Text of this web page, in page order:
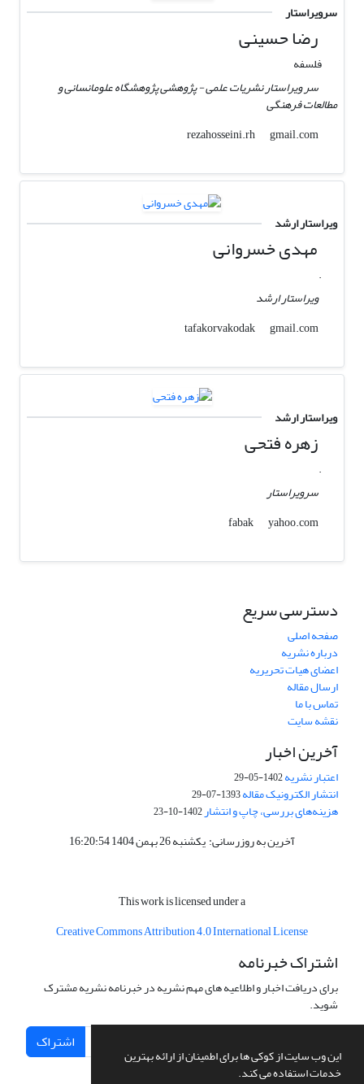
این وب سایت از کوکی ها برای اطمینان از ارائه بهترین
خدمات استفاده می کند.
سرویراستار
رضا حسینی
فلسفه
سر ویراستار نشریات علمی - پژوهشی پژوهشگاه علومانسانی و
مطالعات فرهنگی
rezahosseini.rh
gmail.com
ویراستار ارشد
مهدی خسروانی
.
ویراستار ارشد
tafakorvakodak
gmail.com
ویراستار ارشد
زهره فتحی
.
سرویراستار
fabak
yahoo.com
دسترسی سریع
صفحه اصلی
درباره نشریه
اعضای هیات تحریریه
ارسال مقاله
تماس با ما
نقشه سایت
آخرین اخبار
اعتبار نشریه1402-05-29
انتشار الکترونیک مقاله1393-07-29
هزینه‌های بررسی، چاپ و انتشار1402-10-23
آخرین به روزرسانی: یکشنبه 26 بهمن 1404 16:20:54
This work is licensed under a
CreativeCommons Attribution 4.0 International License
اشتراک خبرنامه
برای دریافت اخبار و اطلاعیه های مهم نشریه در خبرنامه نشریه مشترک
شوید.
اشتراک